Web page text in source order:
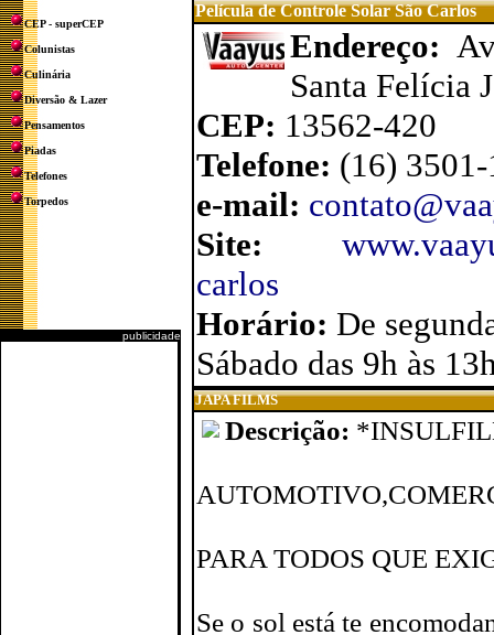
CEP - superCEP
Colunistas
Culinária
Diversão & Lazer
Pensamentos
Piadas
Telefones
Torpedos
publicidade
Película de Controle Solar São Carlos
Endereço:
Santa Felícia
CEP: 13562-420
Telefone: (16)
e-mail:
Site:
carlos
Horário: De
Sábado das 9h às
JAPA FILMS
Descrição:
PARA TODOS QUE
Se o sol está te